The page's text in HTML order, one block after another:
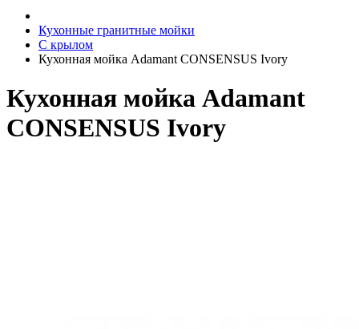
Кухонные гранитные мойки
С крылом
Кухонная мойка Adamant CONSENSUS Ivory
Кухонная мойка Adamant
CONSENSUS Ivory